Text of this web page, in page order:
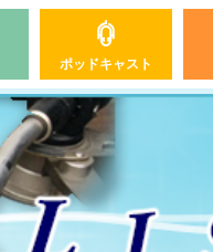
ポッドキャスト